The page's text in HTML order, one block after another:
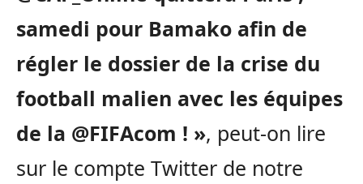
samedi pour Bamako afin de
régler le dossier de la crise du
football malien avec les équipes
de la @FIFAcom ! », peut-on lire
sur le compte Twitter de notre